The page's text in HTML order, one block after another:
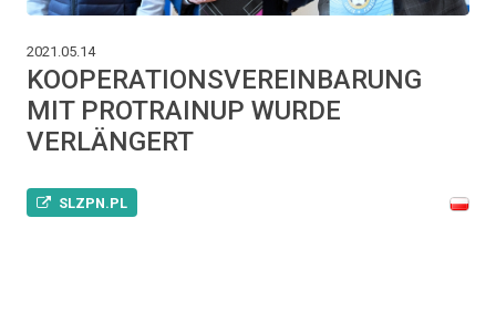
2021.05.14
KOOPERATIONSVEREINBARUNG
MIT PROTRAINUP WURDE
VERLÄNGERT
SLZPN.PL